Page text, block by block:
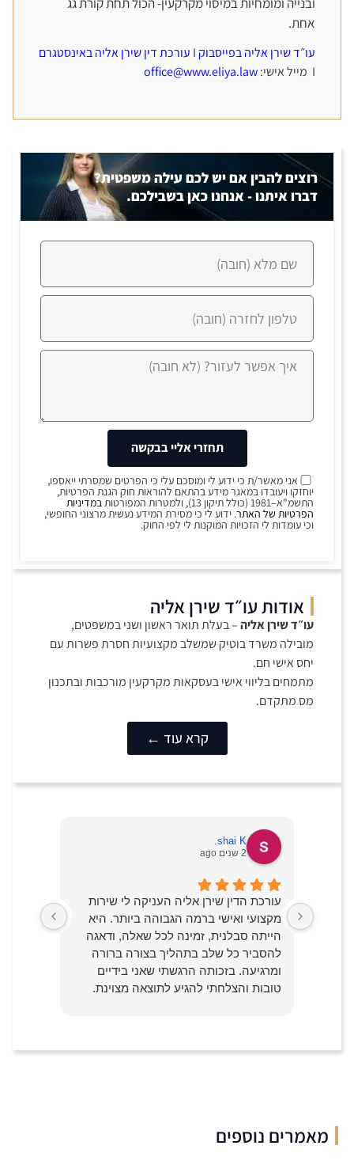
רוצים להבין אם יש לכם עילה משפטית?
דברו איתנו - אנחנו כאן בשבילכם.
אני מאשר/ת כי ידוע לי ומוסכם עלי כי הפרטים שמסרתי ייאספו,
יוחזקו ויעובדו במאגר מידע בהתאם להוראות חוק הגנת הפרטיות,
התשמ"א–1981 (כולל תיקון 13), ולמטרות המפורטות במדיניות
הפרטיות של האתר. ידוע לי כי מסירת המידע נעשית מרצוני החופשי,
וכי עומדות לי הזכויות המוקנות לי לפי החוק.
תחזרי אליי בבקשה
אודות עו״ד שירן אליה
עו״ד שירן אליה– בעלת תואר ראשון ושני במשפטים,
מובילה משרד בוטיק שמשלב מקצועיות חסרת פשרות עם
יחס אישי חם.
מתמחים בליווי אישי בעסקאות מקרקעין מורכבות ובתכנון
מס מתקדם.
קרא עוד ←
shai K.
2 שנים ago
עורכת הדין שירן אליה העניקה לי שירות
מקצועי ואישי ברמה הגבוהה ביותר. היא
הייתה סבלנית, זמינה לכל שאלה, ודאגה
להסביר כל שלב בתהליך בצורה ברורה
ומרגיעה. בזכותה הרגשתי שאני בידיים
טובות והצלחתי להגיע לתוצאה מצוינת.
אחת.
עו״ד שירן אליה בפייסבוק עורכת דין שירן אליה באינסטגרם
I מייל אישי:
office@www.eliya.law
מאמרים נוספים